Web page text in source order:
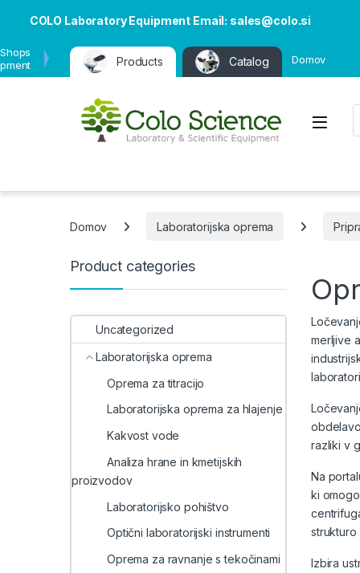
COLO Laboratory Equipment Email: sales@colo.si
Products Catalog Domov
Open
Domov Laboratorijska oprema
merljive
razliki v
Na
ki
Izbira
Product categories
Uncategorized
Laboratorijska oprema
Oprema za titracijo
Laboratorijska oprema za hlajenje
Kakvost vode
Analiza hrane in kmetijskih
proizvodov
Laboratorijsko pohištvo
Optični laboratorijski instrumenti
Oprema za ravnanje s tekočinami